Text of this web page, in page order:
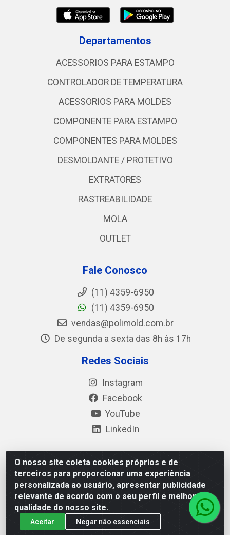
O nosso site coleta cookies próprios e de
terceiros para proporcionar uma experiência
personalizada ao usuário, apresentar publicidade
relevante de acordo com o seu perfil e melhorar a
qualidade do nosso site.
Aceitar
Negar não essenciais
Departamentos
ACESSORIOS PARA ESTAMPO
CONTROLADOR DE TEMPERATURA
ACESSORIOS PARA MOLDES
COMPONENTE PARA ESTAMPO
COMPONENTES PARA MOLDES
DESMOLDANTE / PROTETIVO
EXTRATORES
RASTREABILIDADE
MOLA
OUTLET
Fale Conosco
(11) 4359-6950
(11) 4359-6950
vendas@polimold.com.br
De segunda a sexta das 8h às 17h
Redes Sociais
Instagram
Facebook
YouTube
LinkedIn
Polimold Industrial Ltda - Estrada dos Casa, 4585 – São
Bernardo do Campo / SP – CEP: 09.840-000 - CNPJ
44.106.466/0001-41